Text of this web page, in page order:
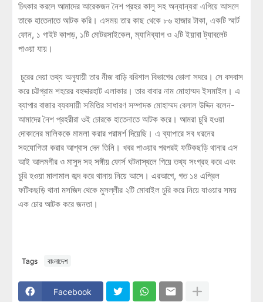
চিৎকার করলে আমাদের আরেকজন নৈশ প্রহর কালু সহ অন্যান্যরা এগিয়ে আসলে
তাকে হাতেনাতে আটক করি। এসময় তার কাছ থেকে ৮৬ হাজার টাকা, একটি স্মার্ট
ফোন, ১ গাইট কাপড়, ১টি মোটরসাইকেল, ম্যানিব্যাগ ও ২টি ইয়াবা ট্যাবলেট
পাওয়া যায়।
চুরের দেয়া তথ্য অনুযায়ী তার নীজ বাড়ি বরিশাল বিভাগের ভোলা সদরে। সে বসবাস
করে চট্টগ্রাম শহরের বহদ্দারহাট এলাকার। তার বাবার নাম মোহাম্মদ ইসমাইল। এ
ব্যাপার বাজার ব্যবসায়ী সমিতির সাধারণ সম্পাদক মোহাম্মদ বেলাল উদ্দিন বলেন-
আমাদের নৈশ প্রহরীরা ওই চোরকে হাতেনাতে আটক করে। আমরা চুরি হওয়া
দোকানের মালিককে মামলা করার পরামর্শ দিয়েছি। এ ব্যাপারে সব ধরনের
সহযোগিতা করার আশ্বাস দেন তিনি। খবর পাওয়ার পরপরই ফটিকছড়ি থানার এস
আই আলমগীর ও মাসুদ সহ সঙ্গীয় ফোর্স ঘটনাস্থলে গিয়ে তথ্য সংগ্রহ করে এবং
চুরি হওয়া মালামাল জব্দ করে থানায় নিয়ে আসে। এরআগে, গত ১৪ এপ্রিল
ফটিকছড়ি থানা মসজিদ থেকে মুসল্লীর ২টি মোবাইল চুরি করে নিয়ে যাওয়ার সময়
এক চোর আটক করে জনতা।
Tags বাংলাদেশ
Facebook